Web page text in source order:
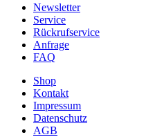
Newsletter
Service
Rückrufservice
Anfrage
FAQ
Shop
Kontakt
Impressum
Datenschutz
AGB